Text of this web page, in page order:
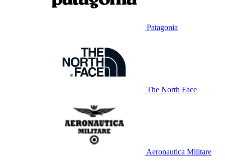
Patagonia
The North Face
Aeronautica Militare